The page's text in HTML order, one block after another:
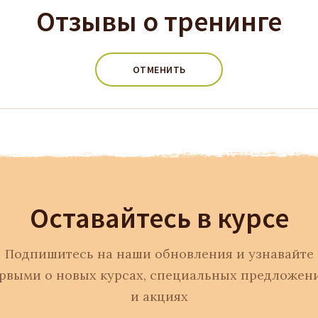
Отзывы о тренинге
ОТМЕНИТЬ
Оставайтесь в курсе
Подпишитесь на наши обновления и узнавайте
о новых курсах, специальных
и акциях